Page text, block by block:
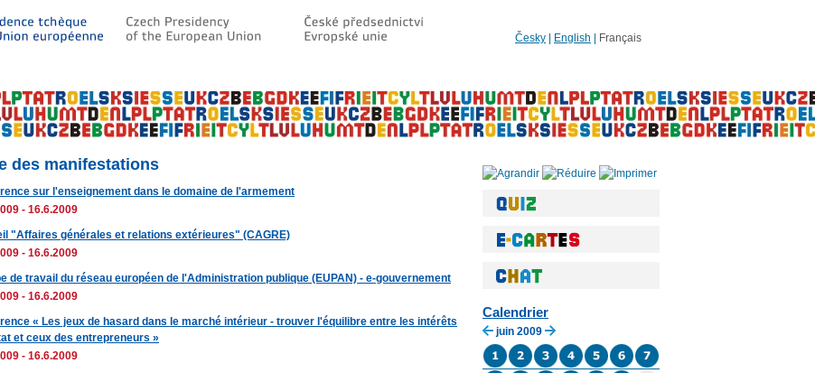
Česky English Français
des manifestations
sur l'enseignement dans le domaine de l'armement
- 16.6.2009
"Affaires générales et relations extérieures" (CAGRE)
- 16.6.2009
de travail du réseau européen de l'Administration publique (EUPAN) - e-gouvernement
- 16.6.2009
« Les jeux de hasard dans le marché intérieur - trouver l'équilibre entre les intérêts
et ceux des entrepreneurs »
- 16.6.2009
Calendrier
juin 2009